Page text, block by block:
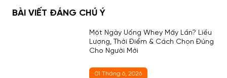
BÀI VIẾT ĐÁNG CHÚ Ý
Một Ngày Uống Whey Mấy Lần? Liều
Lượng, Thời Điểm & Cách Chọn Đúng
Cho Người Mới
01 Tháng 6, 2026